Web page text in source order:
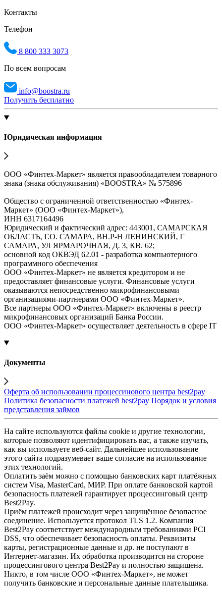
Контакты
Телефон
8 800 333 3073
По всем вопросам
info@boostra.ru
Получить бесплатно
Юридическая информация
ООО «Финтех-Маркет» является правообладателем товарного
знака (знака обслуживания) «BOOSTRA» № 575896
Общество с ограниченной ответственностью «Финтех-
Маркет» (ООО «Финтех-Маркет»),
ИНН 6317164496
Юридический и фактический адрес: 443001, САМАРСКАЯ
ОБЛАСТЬ, Г.О. САМАРА, ВН.Р-Н ЛЕНИНСКИЙ, Г
САМАРА, УЛ ЯРМАРОЧНАЯ, Д. 3, КВ. 62;
основной код ОКВЭД 62.01 - разработка компьютерного
программного обеспечения
ООО «Финтех-Маркет» не является кредитором и не
предоставляет финансовые услуги. Финансовые услуги
оказываются непосредственно микрофинансовыми
организациями-партнерами ООО «Финтех-Маркет».
Все партнеры ООО «Финтех-Маркет» включены в реестр
микрофинансовых организаций Банка России.
ООО «Финтех-Маркет» осуществляет деятельность в сфере IT
Документы
Оферта об использовании процессинового центра best2pay
Политика безопасности платежей best2pay Порядок и условия
представления займов
На сайте используются файлы cookie и другие технологии,
которые позволяют идентифицировать вас, а также изучать,
как вы используете веб-сайт. Дальнейшее использование
этого сайта подразумевает ваше согласие на использование
этих технологий.
Оплатить заём можно с помощью банковских карт платёжных
систем Visa, MasterCard, МИР. При оплате банковской картой
безопасность платежей гарантирует процессинговый центр
Best2Pay.
Приём платежей происходит через защищённое безопасное
соединение. Используется протокол TLS 1.2. Компания
Best2Pay соответствует международным требованиями PCI
DSS, что обеспечивает безопасность оплаты. Реквизиты
карты, регистрационные данные и др. не поступают в
Интернет-магазин. Их обработка производится на стороне
процессингового центра Best2Pay и полностью защищена.
Никто, в том числе ООО «Финтех-Маркет», не может
получить банковские и персональные данные плательщика.